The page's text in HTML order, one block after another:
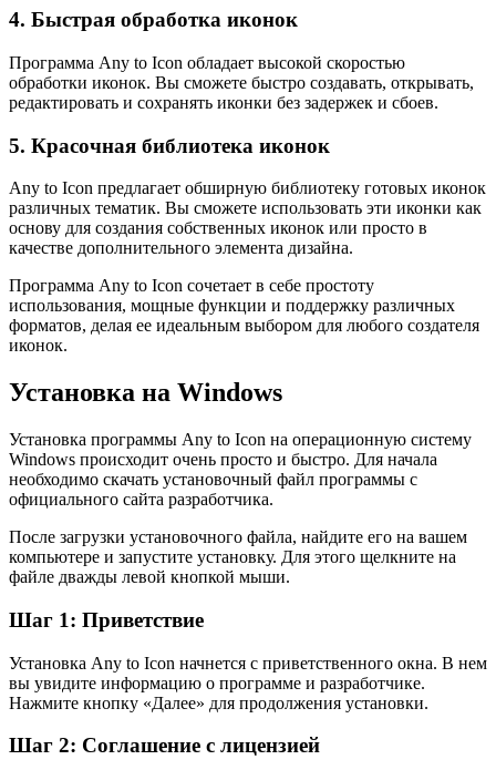
4. Быстрая обработка иконок
Программа Any to Icon обладает высокой скоростью
обработки иконок. Вы сможете быстро создавать, открывать,
редактировать и сохранять иконки без задержек и сбоев.
5. Красочная библиотека иконок
Any to Icon предлагает обширную библиотеку готовых иконок
различных тематик. Вы сможете использовать эти иконки как
основу для создания собственных иконок или просто в
качестве дополнительного элемента дизайна.
Программа Any to Icon сочетает в себе простоту
использования, мощные функции и поддержку различных
форматов, делая ее идеальным выбором для любого создателя
иконок.
Установка на Windows
Установка программы Any to Icon на операционную систему
Windows происходит очень просто и быстро. Для начала
необходимо скачать установочный файл программы с
официального сайта разработчика.
После загрузки установочного файла, найдите его на вашем
компьютере и запустите установку. Для этого щелкните на
файле дважды левой кнопкой мыши.
Шаг 1: Приветствие
Установка Any to Icon начнется с приветственного окна. В нем
вы увидите информацию о программе и разработчике.
Нажмите кнопку «Далее» для продолжения установки.
Шаг 2: Соглашение с лицензией